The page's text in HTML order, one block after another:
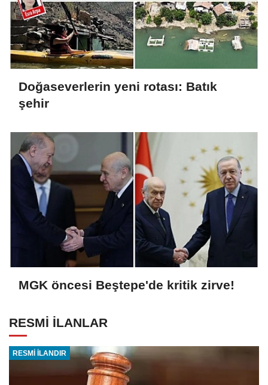
Doğaseverlerin yeni rotası: Batık
şehir
MGK öncesi Beştepe'de kritik zirve!
RESMİ İLANLAR
RESMİ İLANDIR